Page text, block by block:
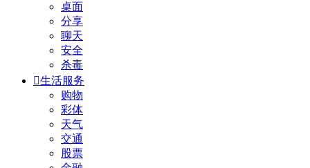
桌面
分享
聊天
安全
杀毒
生活服务
购物
彩体
天气
交通
股票